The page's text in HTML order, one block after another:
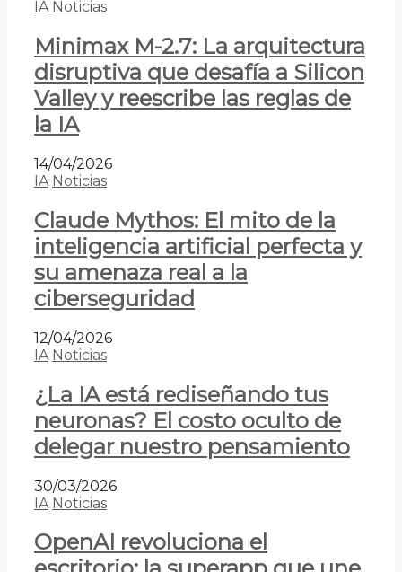
IA Noticias
Minimax M-2.7: La arquitectura
disruptiva que desafía a Silicon
Valley y reescribe las reglas de
la IA
14/04/2026
IA Noticias
Claude Mythos: El mito de la
inteligencia artificial perfecta y
su amenaza real a la
ciberseguridad
12/04/2026
IA Noticias
¿La IA está rediseñando tus
neuronas? El costo oculto de
delegar nuestro pensamiento
30/03/2026
IA Noticias
OpenAI revoluciona el